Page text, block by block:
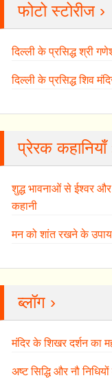
फोटो स्टोरीज ›
दिल्ली के प्रसिद्ध श्री
दिल्ली के प्रसिद्ध शिव
प्रेरक कहानियाँ
शुद्ध भावनाओं से ईश्वर
कहानी
मन को शांत रखने के
ब्लॉग ›
मंदिर के शिखर दर्शन का
अष्ट सिद्धि और नौ